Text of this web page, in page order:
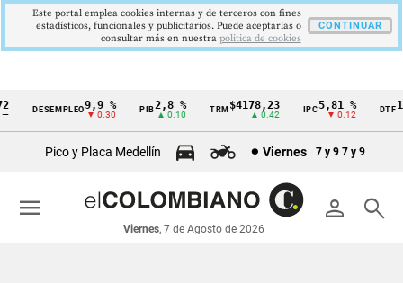
Cintillo
económicos
Colombia
DESEMPLEO9,9 %
▼ 0.30
2,8 %
▲ 0.10
TRM$4178,23
▲ 0.42
5,81 %
▼ 0.12
Pico y Placa Medellín Viernes 7 y 9 7 y 9
person search
Viernes, 7 de Agosto de 2026
menu
Este portal emplea cookies internas y de terceros con fines
estadísticos, funcionales y publicitarios. Puede aceptarlas o
consultar más en nuestra politica de cookies
CONTINUAR